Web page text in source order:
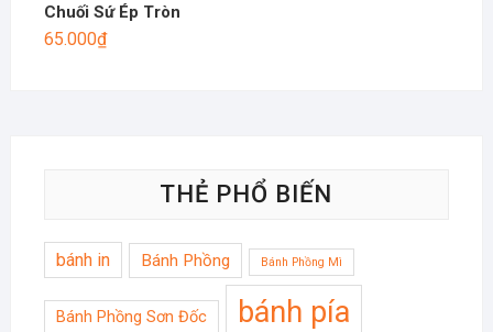
Chuối Sứ Ép Tròn
65.000₫
THẺ PHỔ BIẾN
bánh in Bánh Phồng Bánh Phồng Mì
Bánh Phồng Sơn Đốc bánh pía